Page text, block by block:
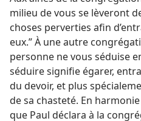
milieu de vous se lèveront
choses perverties afin
eux.” À une autre
personne ne vous séduise
séduire signifie égarer,
du devoir, et plus
de sa chasteté. En
que Paul déclara à la